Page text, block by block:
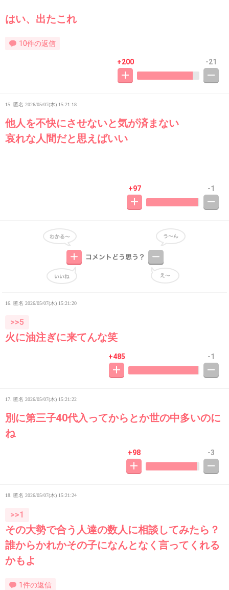
はい、出たこれ
10件の返信
+200 -21
15. 匿名 2026/05/07(木) 15:21:18
他人を不快にさせないと気が済まない
哀れな人間だと思えばいい
+97 -1
16. 匿名 2026/05/07(木) 15:21:20
>>5
火に油注ぎに来てんな笑
+485 -1
17. 匿名 2026/05/07(木) 15:21:22
別に第三子40代入ってからとか世の中多いのに
ね
+98 -3
18. 匿名 2026/05/07(木) 15:21:24
>>1
その大勢で合う人達の数人に相談してみたら？
誰からかれかその子になんとなく言ってくれる
かもよ
1件の返信